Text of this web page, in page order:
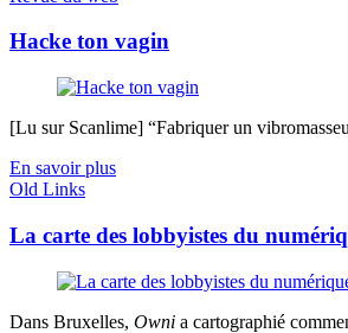
Hacke ton vagin
[Lu sur Scanlime] “Fabriquer un
En savoir plus
Old Links
La carte des lobbyistes du
Dans Bruxelles, Owni a cartographié